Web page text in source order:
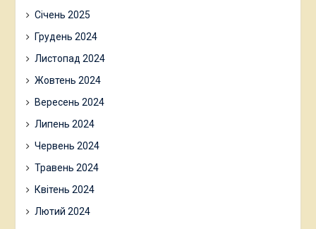
Січень 2025
Грудень 2024
Листопад 2024
Жовтень 2024
Вересень 2024
Липень 2024
Червень 2024
Травень 2024
Квітень 2024
Лютий 2024